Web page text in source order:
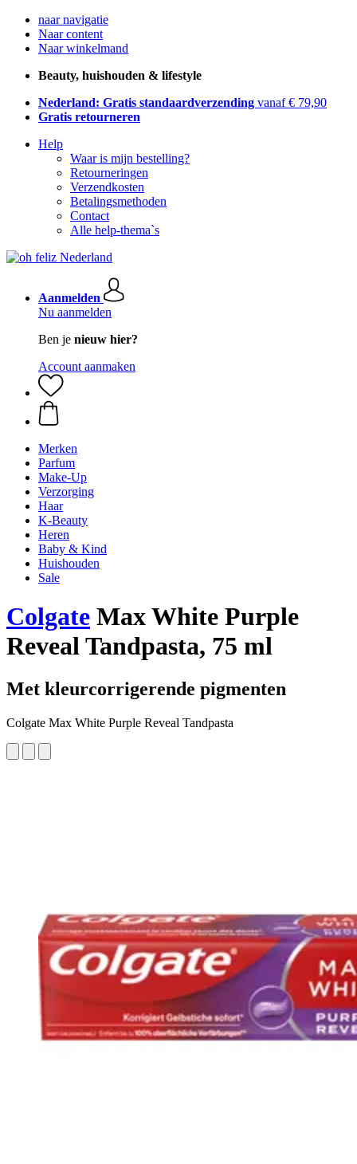
naar navigatie
Naar content
Naar winkelmand
Beauty, huishouden & lifestyle
Nederland: Gratis standaardverzending vanaf € 79,90
Gratis retourneren
Help
Waar is mijn bestelling?
Retourneringen
Verzendkosten
Betalingsmethoden
Contact
Alle help-thema`s
Aanmelden
Nu aanmelden
Ben je nieuw hier?
Account aanmaken
Merken
Parfum
Make-Up
Verzorging
Haar
K-Beauty
Heren
Baby & Kind
Huishouden
Sale
Colgate Max White Purple
Reveal Tandpasta, 75 ml
Met kleurcorrigerende pigmenten
Colgate Max White Purple Reveal Tandpasta